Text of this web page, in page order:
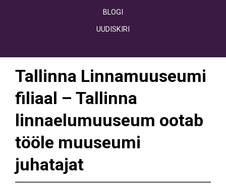
BLOGI
UUDISKIRI
Tallinna Linnamuuseumi
filiaal – Tallinna
linnaelumuuseum ootab
tööle muuseumi
juhatajat